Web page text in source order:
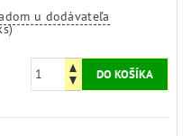
u dodávateľa